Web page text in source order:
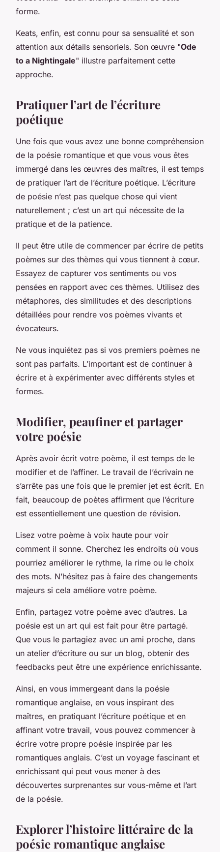
forme.
Keats, enfin, est connu pour sa sensualité et son
attention aux détails sensoriels. Son œuvre "Ode
to a Nightingale" illustre parfaitement cette
approche.
Pratiquer l’art de l’écriture
poétique
Une fois que vous avez une bonne compréhension
de la poésie romantique et que vous vous êtes
immergé dans les œuvres des maîtres, il est temps
de pratiquer l’art de l’écriture poétique. L’écriture
de poésie n’est pas quelque chose qui vient
naturellement ; c’est un art qui nécessite de la
pratique et de la patience.
Il peut être utile de commencer par écrire de petits
poèmes sur des thèmes qui vous tiennent à cœur.
Essayez de capturer vos sentiments ou vos
pensées en rapport avec ces thèmes. Utilisez des
métaphores, des similitudes et des descriptions
détaillées pour rendre vos poèmes vivants et
évocateurs.
Ne vous inquiétez pas si vos premiers poèmes ne
sont pas parfaits. L’important est de continuer à
écrire et à expérimenter avec différents styles et
formes.
Modifier, peaufiner et partager
votre poésie
Après avoir écrit votre poème, il est temps de le
modifier et de l’affiner. Le travail de l’écrivain ne
s’arrête pas une fois que le premier jet est écrit. En
fait, beaucoup de poètes affirment que l’écriture
est essentiellement une question de révision.
Lisez votre poème à voix haute pour voir
comment il sonne. Cherchez les endroits où vous
pourriez améliorer le rythme, la rime ou le choix
des mots. N’hésitez pas à faire des changements
majeurs si cela améliore votre poème.
Enfin, partagez votre poème avec d’autres. La
poésie est un art qui est fait pour être partagé.
Que vous le partagiez avec un ami proche, dans
un atelier d’écriture ou sur un blog, obtenir des
feedbacks peut être une expérience enrichissante.
Ainsi, en vous immergeant dans la poésie
romantique anglaise, en vous inspirant des
maîtres, en pratiquant l’écriture poétique et en
affinant votre travail, vous pouvez commencer à
écrire votre propre poésie inspirée par les
romantiques anglais. C’est un voyage fascinant et
enrichissant qui peut vous mener à des
découvertes surprenantes sur vous-même et l’art
de la poésie.
Explorer l’histoire littéraire de la
poésie romantique anglaise